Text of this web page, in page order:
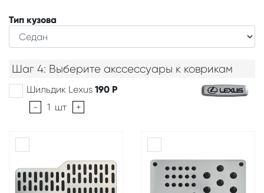
Тип кузова
Шаг 4: Выберите акссессуары к коврикам
Шильдик Lexus 190 Р
-
1 шт +